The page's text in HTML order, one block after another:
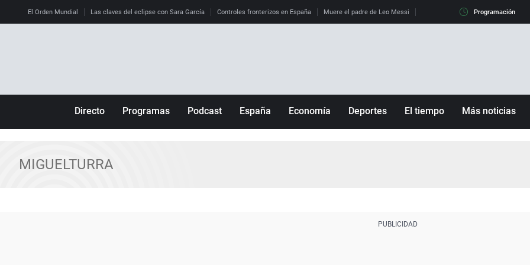
El Orden Mundial Las claves del eclipse con Sara García Controles fronterizos en España Muere el padre de Leo Messi La diferencia entre observar el
Programación
Directo Programas
Julia en la onda
Podcast España Economía Deportes El tiempo Más noticias
MIGUELTURRA